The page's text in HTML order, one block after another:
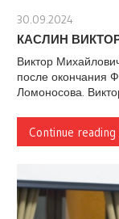
30.09.2024
КАСЛИН
Виктор
после окончания
Ломоносова.
Continue reading